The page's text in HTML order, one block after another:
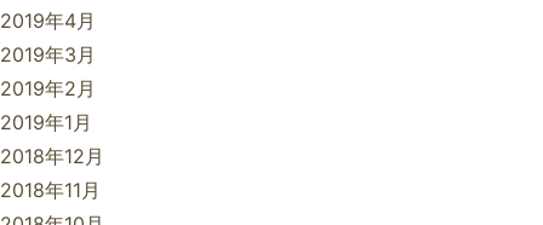
2019年4月
2019年3月
2019年2月
2019年1月
2018年12月
2018年11月